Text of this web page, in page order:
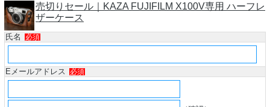
売切りセール｜KAZA FUJIFILM X100V専用 ハーフレ
ザーケース
氏名 必須
Eメールアドレス 必須